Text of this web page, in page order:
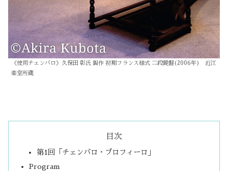
《使用チェンバロ》久保田 彰氏 製作 初期フランス様式 二段鍵盤(2006年) 近江
楽堂所蔵
目次
第1回「チェンバロ・プロフィーロ」
Program